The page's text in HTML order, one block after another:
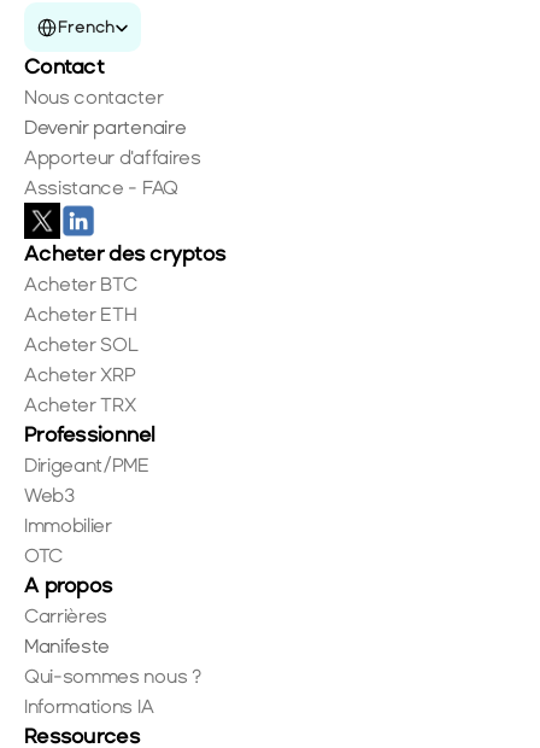
Select Language
French
Contact
Nous contacter
Devenir partenaire
Apporteur d'affaires
Assistance - FAQ
Acheter des cryptos
Acheter BTC
Acheter ETH
Acheter SOL
Acheter XRP
Acheter TRX
Professionnel
Dirigeant/PME
Web3
Immobilier
OTC
A propos
Carrières
Manifeste
Qui-sommes nous ?
Informations IA
Ressources